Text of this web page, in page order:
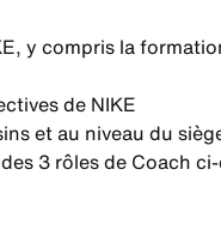
y compris la
de NIKE
et au niveau du
3 rôles de Coach